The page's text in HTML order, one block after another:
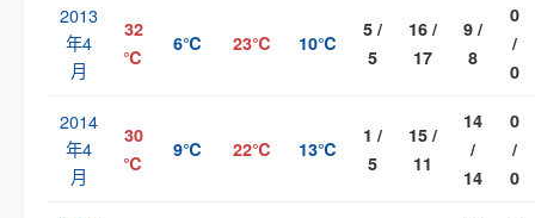
2013
年4
月
32
℃
6℃ 23℃ 10℃
5 /
5
16 /
17
9 /
8
0
/
0
2014
年4
月
30
℃
9℃ 22℃ 13℃
1 /
5
15 /
11
14
/
14
0
/
0